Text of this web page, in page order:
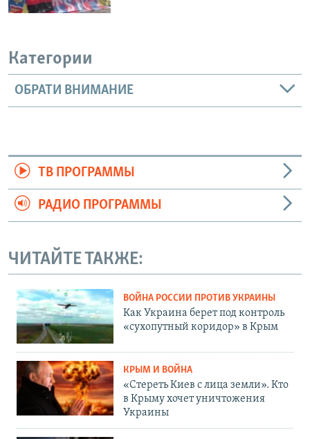
Категории
ОБРАТИ ВНИМАНИЕ
ТВ ПРОГРАММЫ
РАДИО ПРОГРАММЫ
ЧИТАЙТЕ ТАКЖЕ:
ВОЙНА РОССИИ ПРОТИВ УКРАИНЫ
Как Украина берет под контроль
«сухопутный коридор» в Крым
КРЫМ И ВОЙНА
«Стереть Киев с лица земли». Кто
в Крыму хочет уничтожения
Украины